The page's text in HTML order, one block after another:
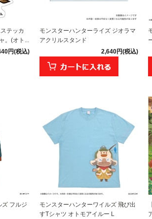
テッカ
。(オト...
円(税込)
モンスターハンターライズ ジオラマ
アクリルスタンド
2,640円(税込)
ズ フルジ
モンスターハンターワイルズ 飛び出
すTシャツ オトモアイルー L